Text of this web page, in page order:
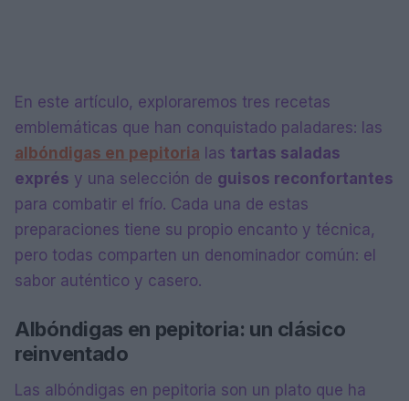
En este artículo, exploraremos tres recetas
emblemáticas que han conquistado paladares: las
albóndigas en pepitoria las tartas saladas
exprés y una selección de guisos reconfortantes
para combatir el frío. Cada una de estas
preparaciones tiene su propio encanto y técnica,
pero todas comparten un denominador común: el
sabor auténtico y casero.
Albóndigas en pepitoria: un clásico
reinventado
Las albóndigas en pepitoria son un plato que ha